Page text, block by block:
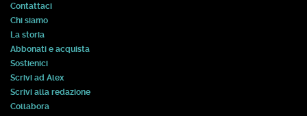
Contattaci
Chi siamo
La storia
Abbonati e acquista
Sostienici
Scrivi ad Alex
Scrivi alla redazione
Collabora